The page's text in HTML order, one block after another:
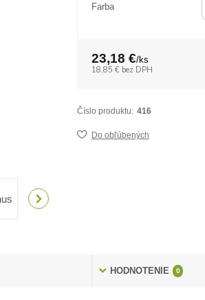
Farba
23,18 €/ks
18,85 € bez DPH
Číslo produktu: 416
Do obľúbených
HODNOTENIE 0